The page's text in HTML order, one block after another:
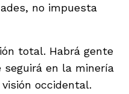
no impuesta
total. Habrá gente
en la minería
occidental.